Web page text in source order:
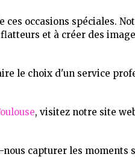
occasions spéciales.
et à créer des
le choix d'un service
, visitez notre site
capturer les moments